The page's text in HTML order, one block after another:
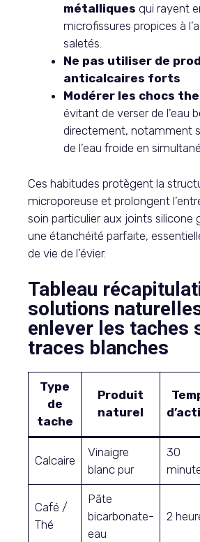
métalliques qui rayent
microfissures propices à
saletés.
Ne pas utiliser de
anticalcaires forts
Modérer les chocs
évitant de verser de l’eau
directement, notamment
de l’eau froide en
Ces habitudes protègent la
microporeuse et prolongent
soin particulier aux joints silicone
une étanchéité parfaite,
de vie de l’évier.
Tableau
solutions
enlever les taches
traces blanches
Type
de
tache
Produit
naturel
Calcaire
Vinaigre
blanc pur
30
Café /
Thé
Pâte
bicarbonate-
eau
2